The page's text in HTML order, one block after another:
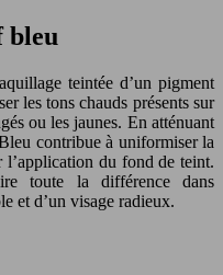
bleu
teintée d’un pigment
les tons chauds présents sur
ou les jaunes. En atténuant
contribue à uniformiser la
du fond de teint.
toute la différence dans
et d’un visage radieux.